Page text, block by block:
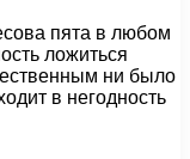
пята в любом
ложиться
ни было
в негодность